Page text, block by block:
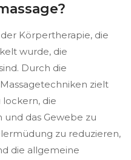
Körpertherapie, die
wurde, die
Durch die
zielt
lockern, die
das Gewebe zu
zu reduzieren,
die allgemeine